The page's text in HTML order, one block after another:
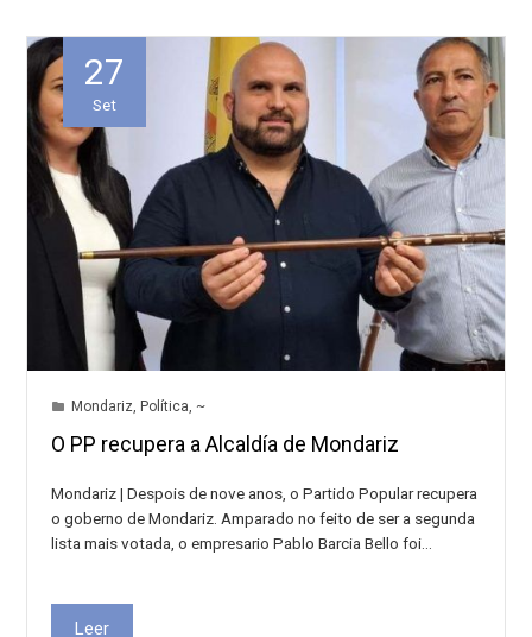
27
Set
Mondariz, Política, ~
O PP recupera a Alcaldía de Mondariz
Mondariz | Despois de nove anos, o Partido Popular recupera
o goberno de Mondariz. Amparado no feito de ser a segunda
lista mais votada, o empresario Pablo Barcia Bello foi…
Leer